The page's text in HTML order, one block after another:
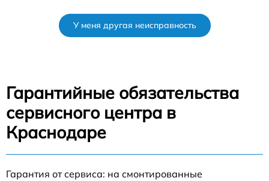
У меня другая неисправность
Гарантийные обязательства
сервисного центра в
Краснодаре
Гарантия от сервиса: на смонтированные